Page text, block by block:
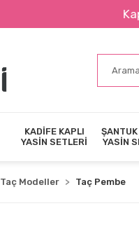
Kapıda
KADİFE KAPLI
YASİN SETLERİ
YASİN
Taç Modeller Taç Pembe